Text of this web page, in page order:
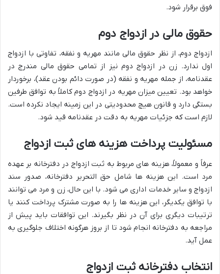
فوق برقرار شود.
حقوق مالی در ازدواج دوم
ازدواج دوم، از نظر حقوق مالی مانند مهریه و نفقه، تفاوتی با ازدواج
اول ندارد. زن در ازدواج دوم نیز از تمامی حقوق مالی مندرج در
عقدنامه، از جمله مهریه و نفقه (در صورت دائم بودن عقد)، برخوردار
خواهد بود. تعیین میزان مهریه در ازدواج دوم کاملاً به توافق طرفین
بستگی دارد و قانون هیچ محدودیتی در این زمینه ایجاد نکرده است.
لازم است که جزئیات مهریه به دقت در عقدنامه قید شود.
مسئولیت پرداخت هزینه های ثبت ازدواج
عرفاً و معمولاً، هزینه های مربوط به ثبت ازدواج در دفترخانه بر عهده
مرد است. این هزینه ها شامل حق التحریر دفترخانه، صدور سند
ازدواج و سایر خدمات اداری می شود. با این حال، زن و مرد می توانند
با توافق یکدیگر، این هزینه ها را به صورت مشترک پرداخت کنند یا
ترتیبات دیگری برای آن در نظر بگیرند. این توافقات باید پیش از
مراجعه به دفترخانه انجام شود تا از بروز هرگونه اختلاف جلوگیری به
عمل آید.
انتخاب دفترخانه ثبت ازدواج